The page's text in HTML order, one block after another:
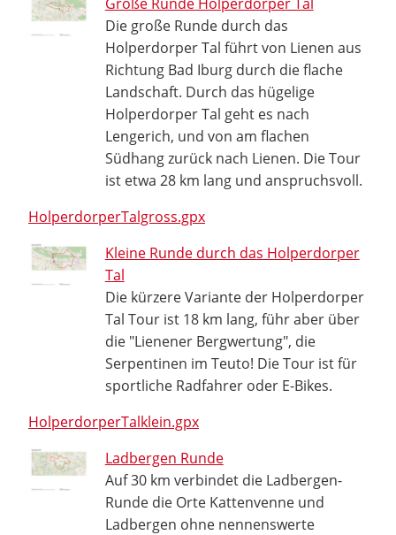
Die große Runde durch das
Holperdorper Tal führt von Lienen aus
Richtung Bad Iburg durch die flache
Landschaft. Durch das hügelige
Holperdorper Tal geht es nach
Lengerich, und von am flachen
Südhang zurück nach Lienen. Die Tour
ist etwa 28 km lang und anspruchsvoll.
HolperdorperTalgross.gpx
Kleine Runde durch das Holperdorper
Tal
Die kürzere Variante der Holperdorper
Tal Tour ist 18 km lang, führ aber über
die "Lienener Bergwertung", die
Serpentinen im Teuto! Die Tour ist für
sportliche Radfahrer oder E-Bikes.
HolperdorperTalklein.gpx
Ladbergen Runde
Auf 30 km verbindet die Ladbergen-
Runde die Orte Kattenvenne und
Ladbergen ohne nennenswerte